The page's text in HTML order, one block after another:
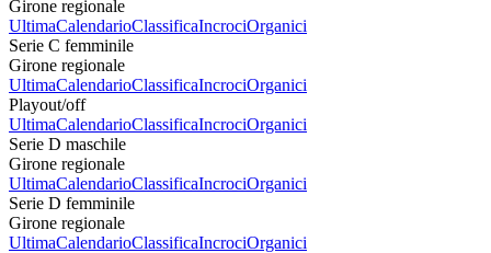
Girone regionale
UltimaCalendarioClassificaIncrociOrganici
Serie C femminile
Girone regionale
UltimaCalendarioClassificaIncrociOrganici
Playout/off
UltimaCalendarioClassificaIncrociOrganici
Serie D maschile
Girone regionale
UltimaCalendarioClassificaIncrociOrganici
Serie D femminile
Girone regionale
UltimaCalendarioClassificaIncrociOrganici